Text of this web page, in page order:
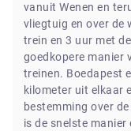
vanuit Wenen en
vliegtuig en over de
trein en 3 uur met
goedkopere manier
treinen. Boedapest
kilometer uit elkaar
bestemming over
is de snelste